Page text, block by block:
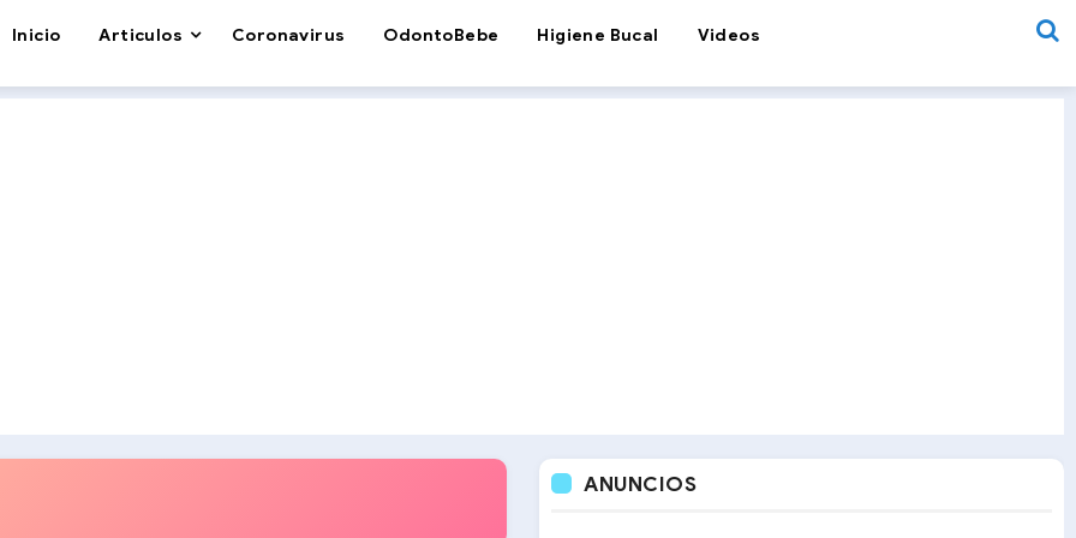
Inicio Articulos Coronavirus OdontoBebe Higiene Bucal Videos
ANUNCIOS